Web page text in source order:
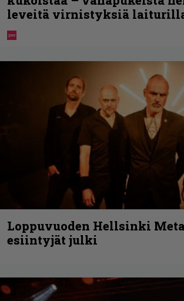
leveitä virnistyksiä
Loppuvuoden Hellsinki
esiintyjät julki